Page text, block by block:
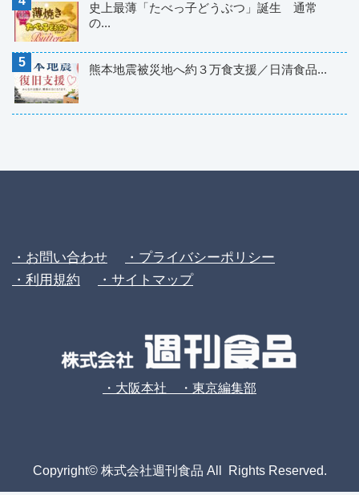
史上最薄「たべっ子どうぶつ」誕生 通常
の...
熊本地震被災地へ約３万食支援／日清食品...
・お問い合わせ
・プライバシーポリシー
・利用規約
・サイトマップ
・大阪本社 ・東京編集部
Copyright© 株式会社週刊食品 All Rights Reserved.